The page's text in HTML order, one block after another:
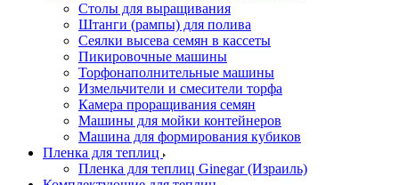
Столы для выращивания
Штанги (рампы) для полива
Сеялки высева семян в кассеты
Пикировочные машины
Торфонаполнительные машины
Измельчители и смесители торфа
Камера проращивания семян
Машины для мойки контейнеров
Машина для формирования кубиков
Пленка для теплиц
Пленка для теплиц Ginegar (Израиль)